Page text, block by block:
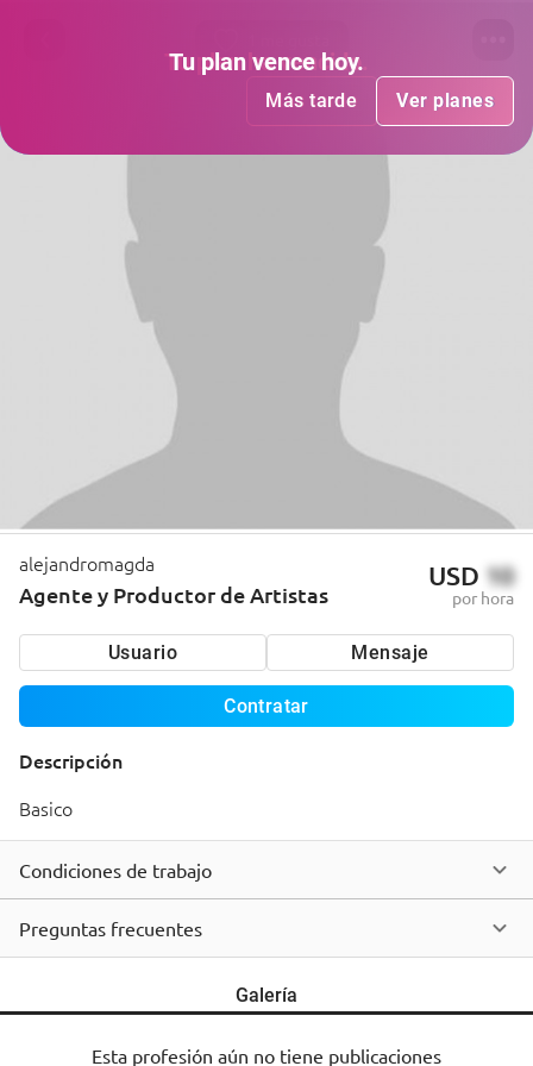
Tu plan ha vencido.
Más tarde Ver planes
Tu plan vence hoy.
Más tarde Ver planes
alejandromagda
Agente y Productor de Artistas
USD 10
por hora
Usuario Mensaje
Contratar
Descripción
Basico
Condiciones de trabajo
Preguntas frecuentes
Galería
Esta profesión aún no tiene publicaciones